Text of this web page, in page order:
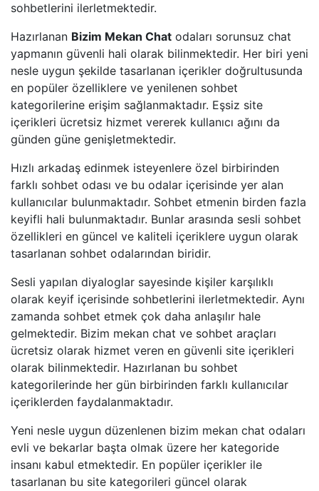
sohbetlerini ilerletmektedir.
Hazırlanan Bizim Mekan Chat odaları sorunsuz chat
yapmanın güvenli hali olarak bilinmektedir. Her biri yeni
nesle uygun şekilde tasarlanan içerikler doğrultusunda
en popüler özelliklere ve yenilenen sohbet
kategorilerine erişim sağlanmaktadır. Eşsiz site
içerikleri ücretsiz hizmet vererek kullanıcı ağını da
günden güne genişletmektedir.
Hızlı arkadaş edinmek isteyenlere özel birbirinden
farklı sohbet odası ve bu odalar içerisinde yer alan
kullanıcılar bulunmaktadır. Sohbet etmenin birden fazla
keyifli hali bulunmaktadır. Bunlar arasında sesli sohbet
özellikleri en güncel ve kaliteli içeriklere uygun olarak
tasarlanan sohbet odalarından biridir.
Sesli yapılan diyaloglar sayesinde kişiler karşılıklı
olarak keyif içerisinde sohbetlerini ilerletmektedir. Aynı
zamanda sohbet etmek çok daha anlaşılır hale
gelmektedir. Bizim mekan chat ve sohbet araçları
ücretsiz olarak hizmet veren en güvenli site içerikleri
olarak bilinmektedir. Hazırlanan bu sohbet
kategorilerinde her gün birbirinden farklı kullanıcılar
içeriklerden faydalanmaktadır.
Yeni nesle uygun düzenlenen bizim mekan chat odaları
evli ve bekarlar başta olmak üzere her kategoride
insanı kabul etmektedir. En popüler içerikler ile
tasarlanan bu site kategorileri güncel olarak